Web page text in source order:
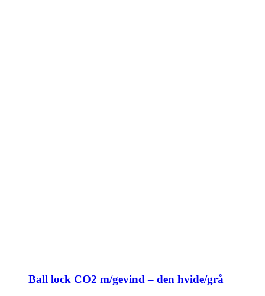
Ball lock CO2 m/gevind – den hvide/grå